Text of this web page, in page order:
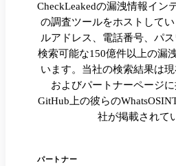
CheckLeakedの漏洩情報イン
の調査ツールをホストして
ルアドレス、電話番号、パ
検索可能な150億件以上の漏
います。当社の検索結果は
およびパートナーページに
GitHub上の彼らの
社が掲載されて
パートナー